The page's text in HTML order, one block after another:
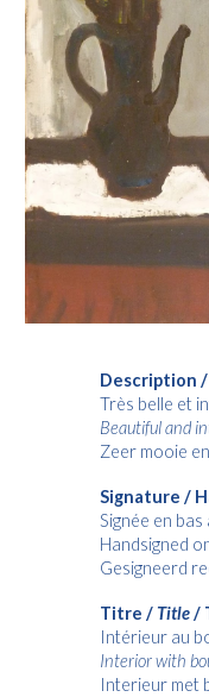
Description
Très belle et
Beautiful and
Zeer mooie
Signature /
Signée en
Handsigned
Gesigneerd
Titre / Title/
Intérieur au
Interior with
Interieur met